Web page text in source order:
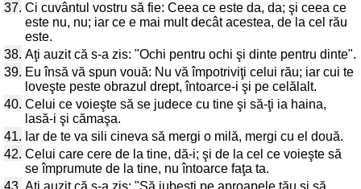
37. Ci cuvântul vostru să fie: Ceea ce este da, da; şi ceea ce
este nu, nu; iar ce e mai mult decât acestea, de la cel rău
este.
38. Aţi auzit că s-a zis: "Ochi pentru ochi şi dinte pentru dinte".
39. Eu însă vă spun vouă: Nu vă împotriviţi celui rău; iar cui te
loveşte peste obrazul drept, întoarce-i şi pe celălalt.
40. Celui ce voieşte să se judece cu tine şi să-ţi ia haina,
lasă-i şi cămaşa.
41. Iar de te va sili cineva să mergi o milă, mergi cu el două.
42. Celui care cere de la tine, dă-i; şi de la cel ce voieşte să
se împrumute de la tine, nu întoarce faţa ta.
43. Aţi auzit că s-a zis: "Să iubeşti pe aproapele tău şi să